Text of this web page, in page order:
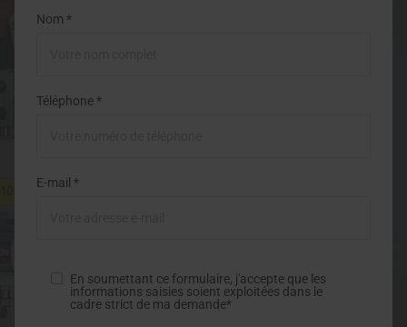
Nom *
Téléphone *
E-mail *
En soumettant ce formulaire, j'accepte que les
informations saisies soient exploitées dans le
cadre strict de ma demande*